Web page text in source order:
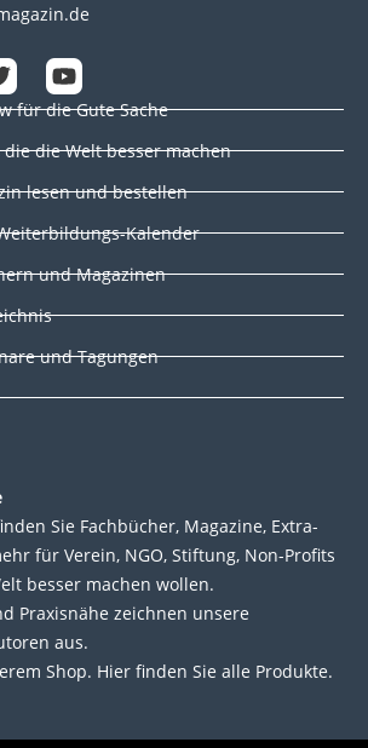
Y
o
u
t
u
b
für die Gute Sache
die die Welt besser machen
lesen und bestellen
Kalender
und Magazinen
und Tagungen
Sie Fachbücher, Magazine, Extra-
für Verein, NGO, Stiftung, Non-Profits
besser machen wollen.
Praxisnähe zeichnen unsere
aus.
Shop. Hier finden Sie alle Produkte.